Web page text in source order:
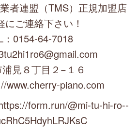
者連盟（TMS）正規加盟店
にご連絡下さい！
：0154-64-7018
見８丁目２−１６
www.cherry-piano.com
form.run/@mi-tu-hi-ro--